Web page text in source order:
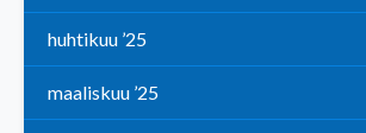
huhtikuu ’25
maaliskuu ’25